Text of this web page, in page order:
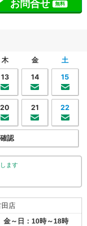
お問合せ 無料
木 金
土
13 14 15
20 21 22
認
ます
田店
～日：10時～18時